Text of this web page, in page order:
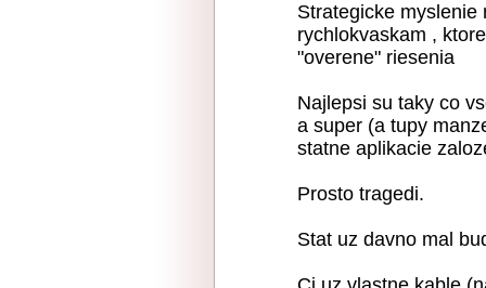
Strategicke myslenie
rychlokvaskam ,
"overene" riesenia
Najlepsi su taky co
a super (a tupy
statne aplikacie
Prosto tragedi.
Stat uz davno mal